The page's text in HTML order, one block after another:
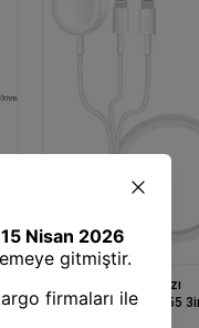
Kablosuz Şarj Cihazı
Mey İthalat® APR55 3in1 Şarj